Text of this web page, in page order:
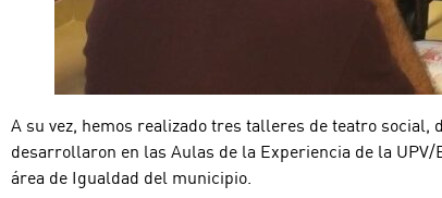
A su vez, hemos realizado tres talleres de teatro
desarrollaron en las Aulas de la Experiencia de la
área de Igualdad del municipio.